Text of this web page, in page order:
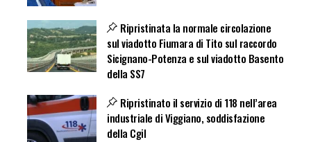
Ripristinata la normale circolazione
sul viadotto Fiumara di Tito sul raccordo
Sicignano-Potenza e sul viadotto Basento
della SS7
Ripristinato il servizio di 118 nell’area
industriale di Viggiano, soddisfazione
della Cgil